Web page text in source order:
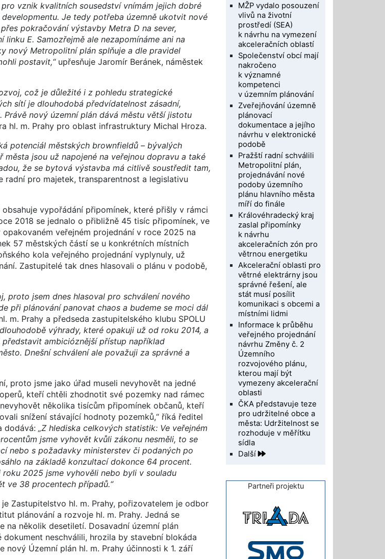
vznik kvalitních sousedství vnímám jejich dobré
Je tedy potřeba územně ukotvit nové
pokračování výstavby Metra D na sever,
E. Samozřejmě ale nezapomínáme ani na
nový Metropolitní plán splňuje a dle pravidel
postavit,“upřesňuje Jaromír Beránek, náměstek
což je důležité i z pohledu strategické
sítí je dlouhodobá předvídatelnost zásadní,
nový územní plán dává městu větší jistotu
hl. m. Prahy pro oblast infrastruktury Michal Hroza.
potenciál městských brownfieldů – bývalých
jsou už napojené na veřejnou dopravu a také
že se bytová výstavba má citlivě soustředit tam,
radní pro majetek, transparentnost a legislativu
vypořádání připomínek, které přišly v rámci
2018 se jednalo o přibližně 45 tisíc připomínek, ve
veřejném projednání v roce 2025 na
57 městských částí se u konkrétních místních
kola veřejného projednání vyplynuly, už
Zastupitelé tak dnes hlasovali o plánu v podobě,
proto jsem dnes hlasoval pro schválení nového
při plánování panovat chaos a budeme se moci dál
m. Prahy a předseda zastupitelského klubu SPOLU
výhrady, které opakuji už od roku 2014, a
ambicióznější přístup například
Dnešní schválení ale považuji za správné a
proto jsme jako úřad museli nevyhovět na jedné
kteří chtěli zhodnotit své pozemky nad rámec
několika tisícům připomínek občanů, kteří
snížení stávající hodnoty pozemků,“ říká ředitel
dodává: „Z hlediska celkových statistik: Ve veřejném
jsme vyhovět kvůli zákonu nesměli, to se
nebo s požadavky ministerstev či podaných po
na základě konzultací dokonce 64 procent.
2025 jsme vyhověli nebo byli v souladu
ve 38 procentech případů.“
Zastupitelstvo hl. m. Prahy, pořizovatelem je odbor
plánování a rozvoje hl. m. Prahy. Jedná se
několik desetiletí. Dosavadní územní plán
neschválili, hrozila by stavební blokáda
nový Územní plán hl. m. Prahy účinnosti k 1. září
MŽP vydalo posouzení
vlivů na životní
prostředí (SEA)
k návrhu na vymezení
akceleračních oblastí
Společenství obcí mají
nakročeno
k významné
kompetenci
v územním plánování
Zveřejňování územně
plánovací
dokumentace a jejího
návrhu v elektronické
podobě
Pražští radní schválili
Metropolitní plán,
projednávání nové
podoby územního
plánu hlavního města
míří do finále
Královéhradecký kraj
zaslal připomínky
k návrhu
akceleračních zón pro
větrnou energetiku
Akcelerační oblasti pro
větrné elektrárny jsou
správné řešení, ale
stát musí posílit
komunikaci s obcemi a
místními lidmi
Informace k průběhu
veřejného projednání
návrhu Změny č. 2
Územního
rozvojového plánu,
kterou mají být
vymezeny akcelerační
oblasti
ČKA představuje teze
pro udržitelné obce a
města: Udržitelnost se
rozhoduje v měřítku
sídla
Další
Partneři projektu